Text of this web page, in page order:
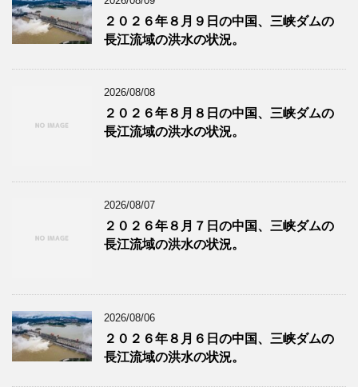
２０２６年８月９日の中国、三峡ダムの
長江流域の洪水の状況。
2026/08/08
２０２６年８月８日の中国、三峡ダムの
長江流域の洪水の状況。
2026/08/07
２０２６年８月７日の中国、三峡ダムの
長江流域の洪水の状況。
2026/08/06
２０２６年８月６日の中国、三峡ダムの
長江流域の洪水の状況。